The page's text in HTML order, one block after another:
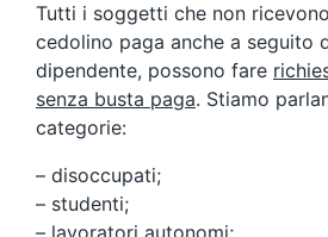
Tutti i soggetti che non
cedolino paga anche a seguito
dipendente, possono fare
senza busta paga. Stiamo
categorie:
– disoccupati;
– studenti;
– lavoratori autonomi;